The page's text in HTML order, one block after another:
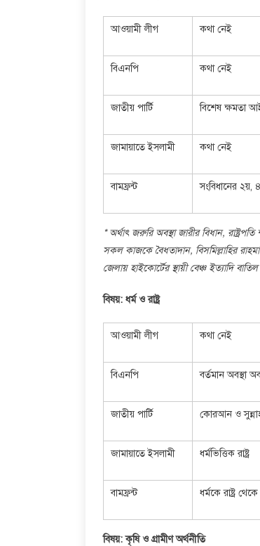
আওয়ামী লীগ কথা নেই
বিএনপি কথা নেই
জাতীয় পার্টি বিশেষ ক্ষমতা
জামায়াতে ইসলামী কথা নেই
বামফ্রন্ট সংবিধানের
* অর্থাৎ জরুরি অবস্থা জারীর বিধান,
সকল কাজকে বৈধতাদান, বিসমিল্লাহির
জেলায় হাইকোর্টের স্থায়ী বেঞ্চ ইত্যাদি
বিষয়: ধর্ম ও রাষ্ট্র
আওয়ামী লীগ কথা নেই
বিএনপি বর্তমান অবস্থা
জাতীয় পার্টি কোরআন ও
জামায়াতে ইসলামী ধর্মভিত্তিক রাষ্ট্র
বামফ্রন্ট ধর্মকে রাষ্ট্র
বিষয়: কৃষি ও গ্রামীণ অর্থনীতি